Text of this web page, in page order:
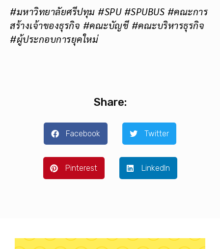
#มหาวิทยาลัยศรีปทุม #SPU #SPUBUS #คณะการ
สร้างเจ้าของธุรกิจ #คณะบัญชี #คณะบริหารธุรกิจ
#ผู้ประกอบการยุคใหม่
Share:
Facebook Twitter
Pinterest LinkedIn